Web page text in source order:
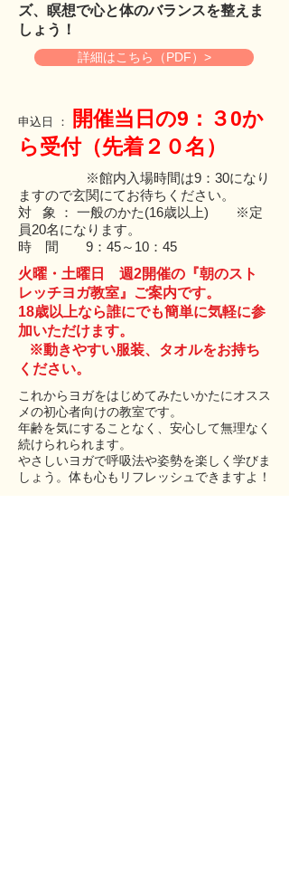
ズ、瞑想で心と体のバランスを整えま
しょう！
詳細はこちら（PDF）>
申込日 ： 開催当日の9：３0か
ら受付（先着２０名）
※館内入場時間は9：30になり
ますので玄関にてお待ちください。
対 象 ： 一般のかた(16歳以上) ※定
員20名になります。
​時 間 9：45～10：45
火曜・土曜日 週2開催の『朝のスト
レッチヨガ教室』ご案内です。
18歳以上なら誰にでも簡単に気軽に参
加いただけます。
※動きやすい服装、タオルをお持ち
ください。
これからヨガをはじめてみたいかたにオスス
メの初心者向けの教室です。
年齢を気にすることなく、安心して無理なく
続けられられます。
やさしいヨガで呼吸法や姿勢を楽しく学びま
しょう。体も心もリフレッシュできますよ！